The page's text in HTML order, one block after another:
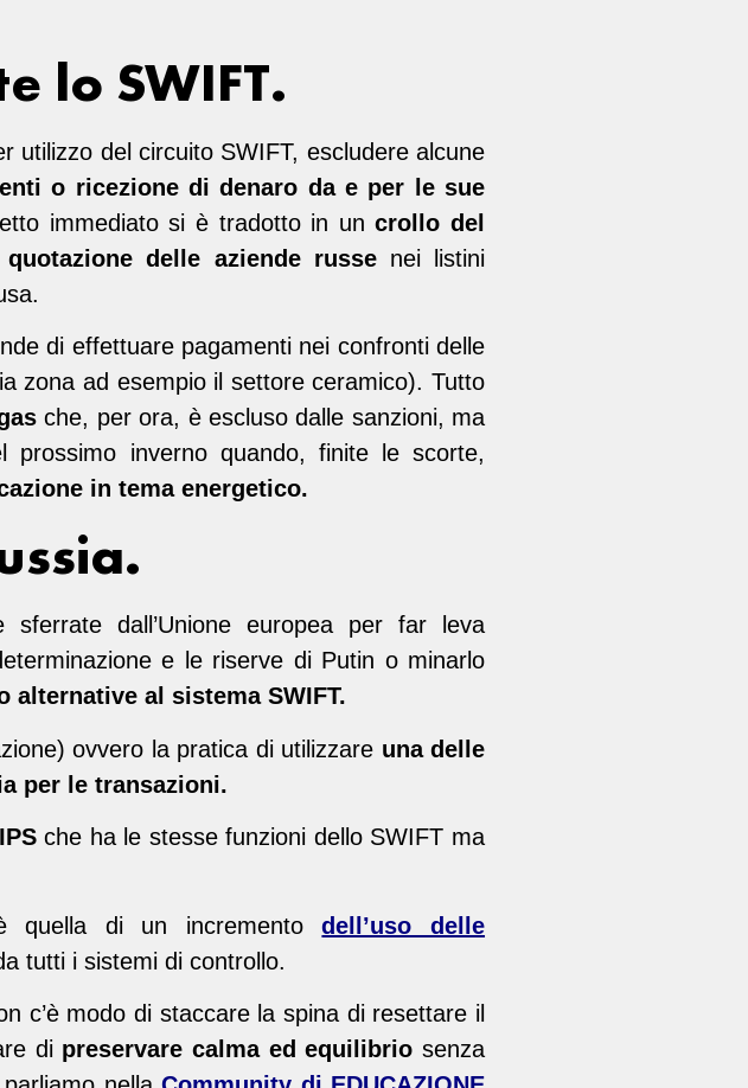
lo SWIFT.
utilizzo del circuito SWIFT, escludere alcune
o ricezione di denaro da e per le sue
immediato si è tradotto in uncrollo del
quotazione delle aziende russenei listini
di effettuare pagamenti nei confronti delle
zona ad esempio il settore ceramico). Tutto
che, per ora, è escluso dalle sanzioni, ma
inverno quando, finite le scorte,
in tema energetico.
dall’Unione europea per far leva
e le riserve di Putin o minarlo
alternative al sistema SWIFT.
ovvero la pratica di utilizzare una delle
per le transazioni.
che ha le stesse funzioni dello SWIFT ma
è quella di un incrementodell’uso delle
tutti i sistemi di controllo.
c’è modo di staccare la spina di resettare il
di preservare calma ed equilibrio senza